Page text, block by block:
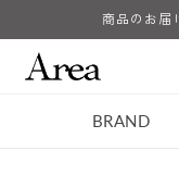
進む
商品のお届
BRAND